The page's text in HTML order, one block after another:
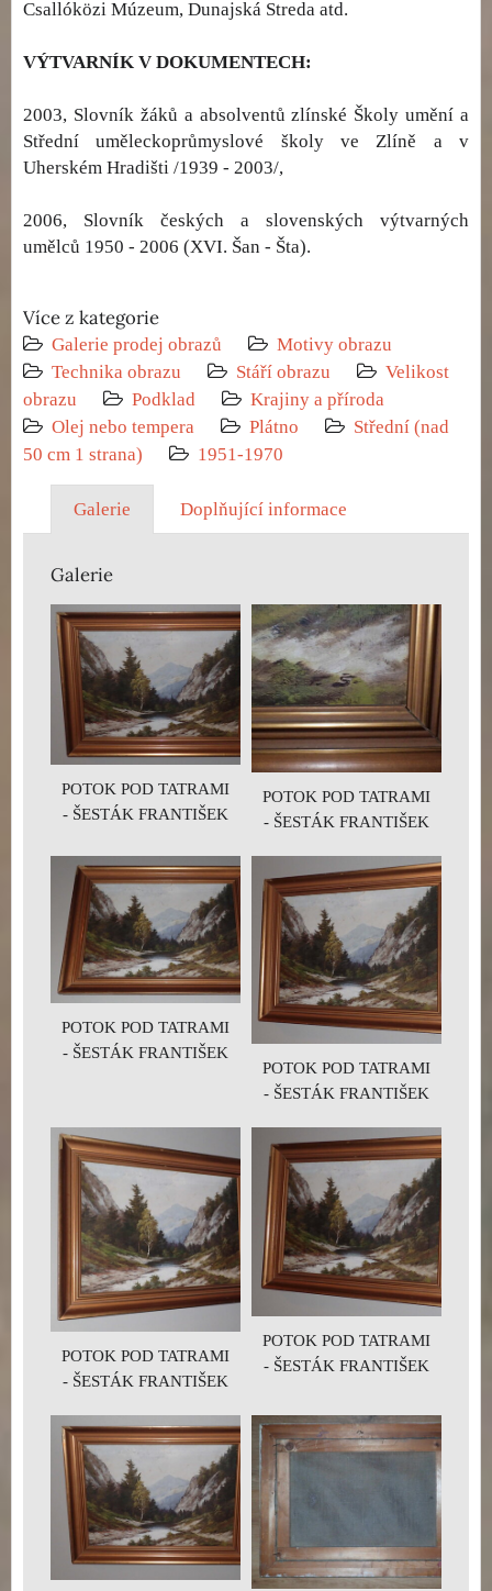
Csallóközi Múzeum, Dunajská Streda atd.
VÝTVARNÍK V DOKUMENTECH:
2003, Slovník žáků a absolventů zlínské Školy umění a
Střední uměleckoprůmyslové školy ve Zlíně a v
Uherském Hradišti /1939 - 2003/,
2006, Slovník českých a slovenských výtvarných
umělců 1950 - 2006 (XVI. Šan - Šta).
Více z kategorie
Galerie prodej obrazů
Motivy obrazu
Technika obrazu
Stáří obrazu
Velikost
obrazu
Podklad
Krajiny a příroda
Olej nebo tempera
Plátno
Střední (nad
50 cm 1 strana)
1951-1970
Galerie Doplňující informace
Galerie
POTOK POD TATRAMI
- ŠESTÁK FRANTIŠEK
POTOK POD TATRAMI
- ŠESTÁK FRANTIŠEK
POTOK POD TATRAMI
- ŠESTÁK FRANTIŠEK
POTOK POD TATRAMI
- ŠESTÁK FRANTIŠEK
POTOK POD TATRAMI
- ŠESTÁK FRANTIŠEK
POTOK POD TATRAMI
- ŠESTÁK FRANTIŠEK